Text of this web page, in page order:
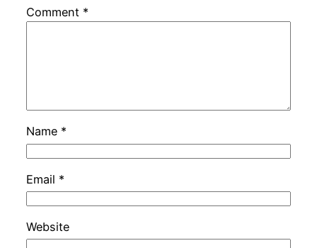
Comment *
Name *
Email *
Website